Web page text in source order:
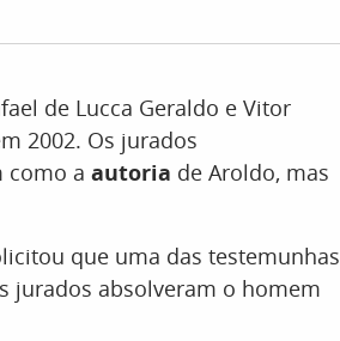
de Lucca Geraldo e Vitor
2002. Os jurados
como a autoria de Aroldo, mas
que uma das testemunhas
jurados absolveram o homem